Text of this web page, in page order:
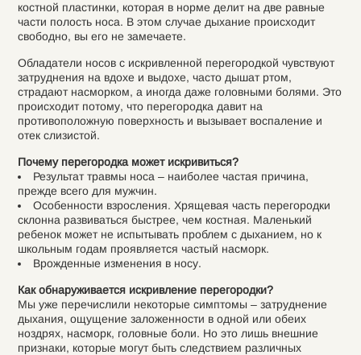
костной пластинки, которая в норме делит на две равные
части полость носа. В этом случае дыхание происходит
свободно, вы его не замечаете.
Обладатели носов с искривленной перегородкой чувствуют
затруднения на вдохе и выдохе, часто дышат ртом,
страдают насморком, а иногда даже головными болями. Это
происходит потому, что перегородка давит на
противоположную поверхность и вызывает воспаление и
отек слизистой.
Почему перегородка может искривиться?
Результат травмы носа – наиболее частая причина,
прежде всего для мужчин.
Особенности взросления. Хрящевая часть перегородки
склонна развиваться быстрее, чем костная. Маленький
ребенок может не испытывать проблем с дыханием, но к
школьным годам проявляется частый насморк.
Врожденные изменения в носу.
Как обнаруживается искривление перегородки?
Мы уже перечислили некоторые симптомы – затруднение
дыхания, ощущение заложенности в одной или обеих
ноздрях, насморк, головные боли. Но это лишь внешние
признаки, которые могут быть следствием различных